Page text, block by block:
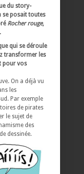
du story-
se posait toutes
Rocher rouge,
qui se déroule
transformer les
pour vos
On a déjà vu
les
Par exemple
de pirates
le sujet de
des
dessinée.